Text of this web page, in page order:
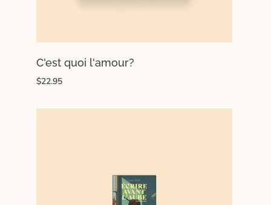
C'est quoi l'amour?
$22.95